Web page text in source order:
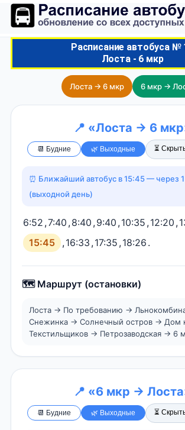
Расписание автобуса №
Лоста - 6 мкр
Лоста → 6 мкр 6 мкр →
📍 «Лоста → 6
📆 Будние 🌿 Выходные ⏳
⏰ Ближайший автобус в 15:45 — через 1
(выходной день)
6:52 ,7:40 ,8:40 ,9:40 ,10:35 ,12:20 ,
15:45
,16:33 ,17:35 ,18:26 .
🗺️ Маршрут (остановки)
Лоста → По требованию →
Снежинка → Солнечный остров → Дом
Текстильщиков → Петрозаводская → 6
📍 «6 мкр →
📆 Будние 🌿 Выходные ⏳